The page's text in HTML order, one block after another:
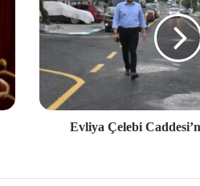
Evliya Çelebi